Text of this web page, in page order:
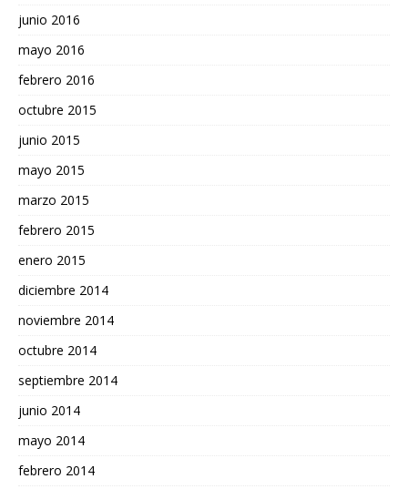
junio 2016
mayo 2016
febrero 2016
octubre 2015
junio 2015
mayo 2015
marzo 2015
febrero 2015
enero 2015
diciembre 2014
noviembre 2014
octubre 2014
septiembre 2014
junio 2014
mayo 2014
febrero 2014